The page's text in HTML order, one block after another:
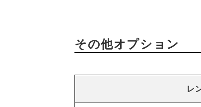
その他オプション
レ